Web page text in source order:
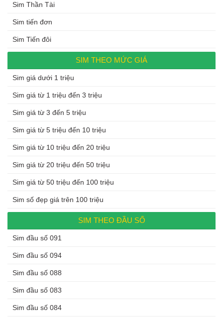
Sim Thần Tài
Sim tiến đơn
Sim Tiến đôi
SIM THEO MỨC GIÁ
Sim giá dưới 1 triệu
Sim giá từ 1 triệu đến 3 triệu
Sim giá từ 3 đến 5 triệu
Sim giá từ 5 triệu đến 10 triệu
Sim giá từ 10 triệu đến 20 triệu
Sim giá từ 20 triệu đến 50 triệu
Sim giá từ 50 triệu đến 100 triệu
Sim số đẹp giá trên 100 triệu
SIM THEO ĐẦU SỐ
Sim đầu số 091
Sim đầu số 094
Sim đầu số 088
Sim đầu số 083
Sim đầu số 084